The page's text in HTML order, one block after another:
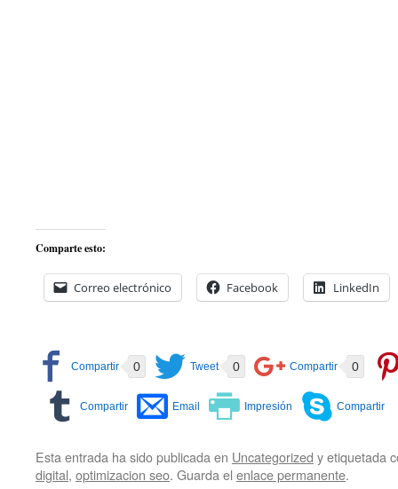
Comparte esto:
Correo electrónico Facebook LinkedIn
0 0 0
Esta entrada ha sido publicada en Uncategorized y etiquetada
digital, optimizacion seo. Guarda el enlace permanente.